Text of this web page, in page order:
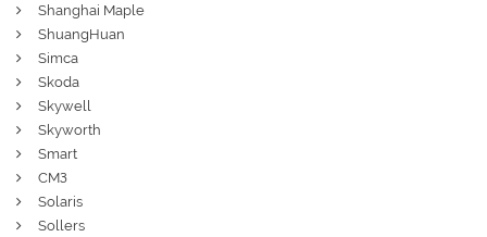
Shanghai Maple
ShuangHuan
Simca
Skoda
Skywell
Skyworth
Smart
СМЗ
Solaris
Sollers